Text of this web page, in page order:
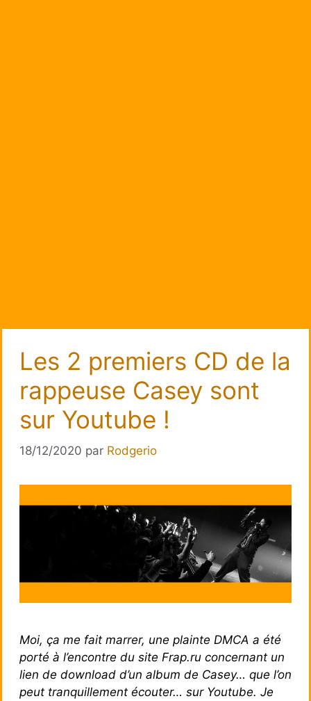
Les 2 premiers CD de la
rappeuse Casey sont
sur Youtube !
18/12/2020 par Rodgerio
Moi, ça me fait marrer, une plainte DMCA a été
porté à l’encontre du site Frap.ru concernant un
lien de download d’un album de Casey… que l’on
peut tranquillement écouter… sur Youtube. Je